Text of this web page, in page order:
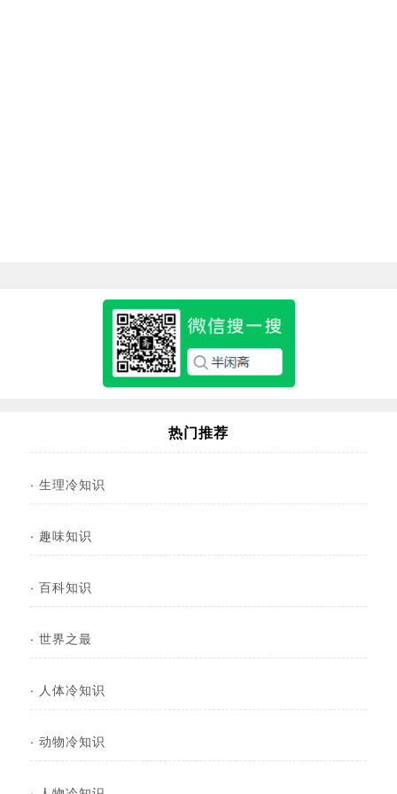
热门推荐
· 生理冷知识
· 趣味知识
· 百科知识
· 世界之最
· 人体冷知识
· 动物冷知识